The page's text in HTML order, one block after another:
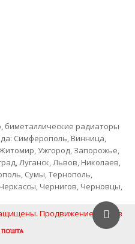
радиаторы
Симферополь, Винница,
Ужгород, Запорожье,
Луганск, Львов, Николаев,
Сумы, Тернополь,
Чернигов, Черновцы,
Продвижение сайтов